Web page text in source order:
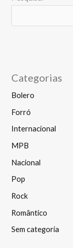
Categorias
Bolero
Forró
Internacional
MPB
Nacional
Pop
Rock
Romântico
Sem categoria